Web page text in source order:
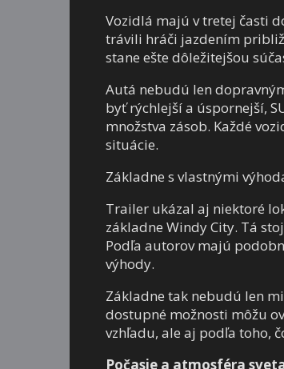
Vozidlá majú v tretej časti
trávili hráči jazdením
stane ešte dôležitejšou
Autá nebudú len
byť rýchlejší a úspornejší,
množstva zásob. Každé
situácie.
Základne s vlastnými
Trailer ukázal aj niektoré
základne Windy City. Tá
Podľa autorov majú
výhody.
Základne tak nebudú len
dostupné možnosti môžu
vzhľadu, ale aj podľa toho,
Počasie a atmosféra